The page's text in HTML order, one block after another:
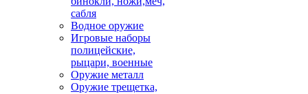
сабля
Водное оружие
Игровые наборы
полицейские,
рыцари, военные
Оружие металл
Оружие трещетка,